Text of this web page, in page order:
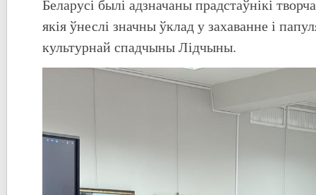
Беларусі былі адзначаны прадстаўнікі
якія ўнеслі значны ўклад у захаванне і
культурнай спадчыны Лідчыны.